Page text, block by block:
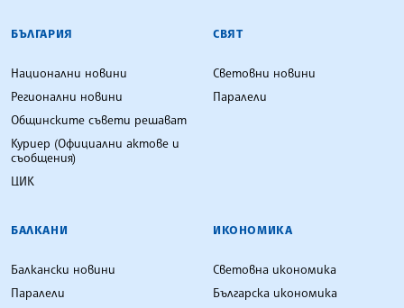
БЪЛГАРСКА ТЕЛЕГРАФНА АГЕНЦИЯ
БЪЛГАРИЯ
Национални новини
Регионални новини
Общинските съвети решават
Куриер (Официални актове и
съобщения)
ЦИК
СВЯТ
Световни новини
Паралели
БАЛКАНИ
Балкански новини
Паралели
ИКОНОМИКА
Световна икономика
Българска икономика